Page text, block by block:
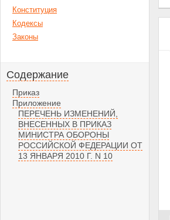
Конституция
Кодексы
Законы
Содержание
Приказ
Приложение
ПЕРЕЧЕНЬ ИЗМЕНЕНИЙ,
ВНЕСЕННЫХ В ПРИКАЗ
МИНИСТРА ОБОРОНЫ
РОССИЙСКОЙ ФЕДЕРАЦИИ ОТ
13 ЯНВАРЯ 2010 Г. N 10